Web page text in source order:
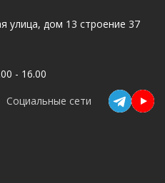
улица, дом 13 строение 37
- 16.00
Социальные сети